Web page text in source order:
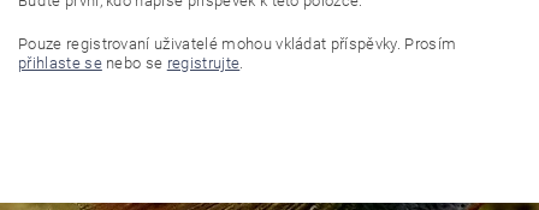
Pouze registrovaní uživatelé mohou vkládat příspěvky. Prosím
přihlaste senebo se registrujte.